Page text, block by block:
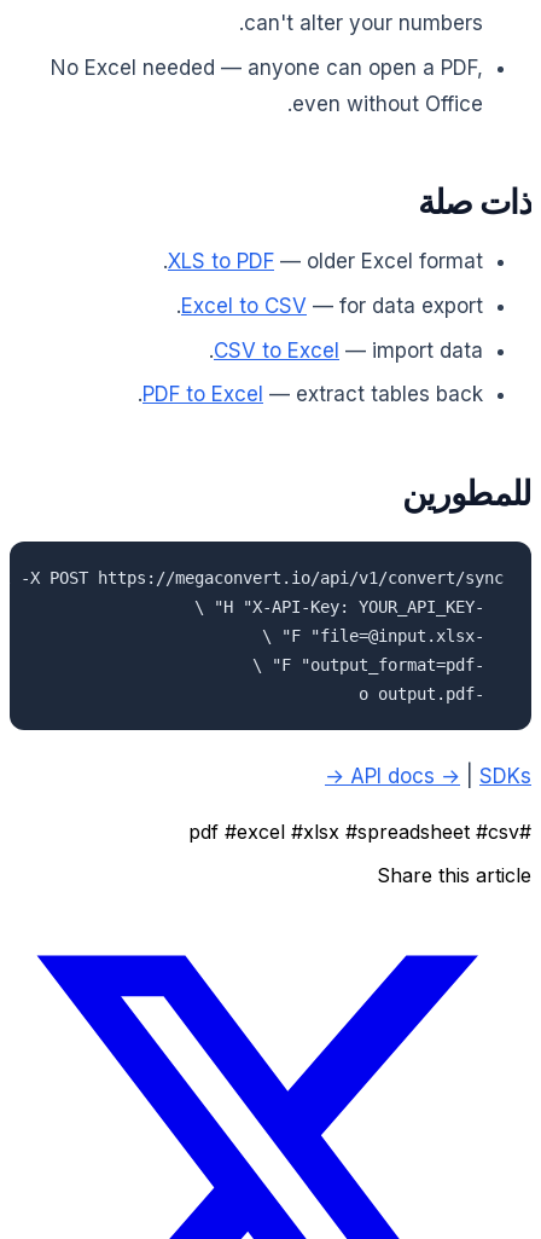
can't alter your numbers.
No Excel needed — anyone can open a PDF,
even without Office.
ذات صلة
XLS to PDF — older Excel format.
Excel to CSV — for data export.
CSV to Excel — import data.
PDF to Excel — extract tables back.
للمطورين
  -o output.pdf
API docs → SDKs →
#pdf
#excel #xlsx #spreadsheet #csv
Share this article